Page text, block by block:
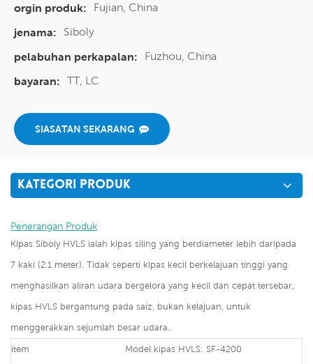
orgin produk:
Fujian, China
jenama:
Siboly
pelabuhan perkapalan:
Fuzhou, China
bayaran: TT, LC
SIASATAN SEKARANG
KATEGORI PRODUK
Penerangan Produk
Kipas Siboly HVLS ialah kipas siling yang berdiameter lebih daripada
7 kaki (2.1 meter). Tidak seperti kipas kecil berkelajuan tinggi yang
menghasilkan aliran udara bergelora yang kecil dan cepat tersebar,
kipas HVLS bergantung pada saiz, bukan kelajuan, untuk
menggerakkan sejumlah besar udara.
item
Model kipas HVLS: SF-4200